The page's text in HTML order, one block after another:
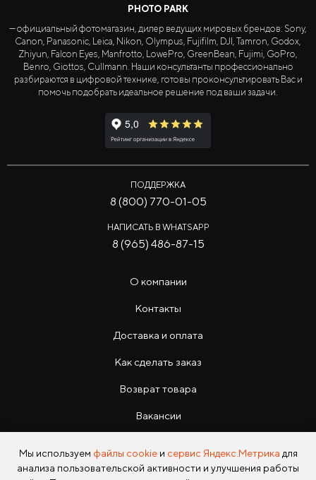
PHOTO PARK
— официальный фотомагазин, дилер ведущих мировых брендов: Sony,
Canon, Panasonic, Leica, Nikon, Olympus, Fujifilm, DJI, Tamron, Godox,
Zhiyun, Falcon Eyes, Manfrotto, LowePro, GreenBean, Fujimi, GoPro,
Benro, Giottos, Cullmann. Наши консультанты профессионально
разбираются в цифровой технике, готовы проконсультировать Вас и
помочь подобрать идеальное решение под ваши задачи.
ПОДДЕРЖКА
8 (800) 770-01-05
НАПИСАТЬ В WHATSAPP
8 (965) 486-87-15
О компании
Контакты
Доставка и оплата
Как сделать заказ
Возврат товара
Вакансии
Мы используем файлы cookieи сервис Яндекс.Метрика для
анализа пользовательской активности и улучшения работы